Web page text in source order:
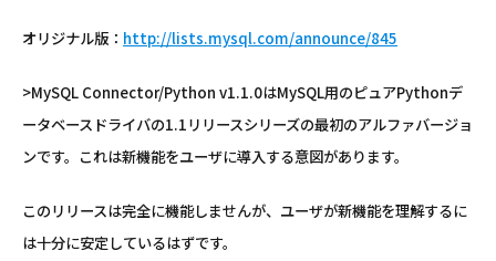
オリジナル版： http://lists.mysql.com/announce/845
>MySQL Connector/Python v1.1.0はMySQL用のピュアPythonデ
ータベースドライバの1.1リリースシリーズの最初のアルファバージョ
ンです。これは新機能をユーザに導入する意図があります。
このリリースは完全に機能しませんが、ユーザが新機能を理解するに
は十分に安定しているはずです。